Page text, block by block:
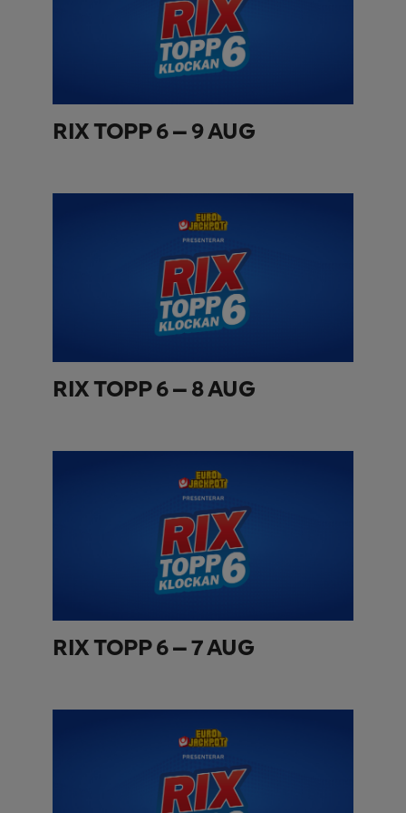
RIX TOPP 6 – 9 AUG
RIX TOPP 6 – 8 AUG
RIX TOPP 6 – 7 AUG